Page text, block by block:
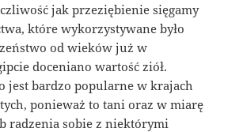
jak przeziębienie sięgamy
które wykorzystywane było
od wieków już w
doceniano wartość ziół.
jest bardzo popularne w krajach
ponieważ to tani oraz w miarę
radzenia sobie z niektórymi